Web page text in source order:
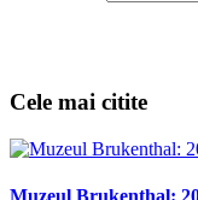
Cele mai citite